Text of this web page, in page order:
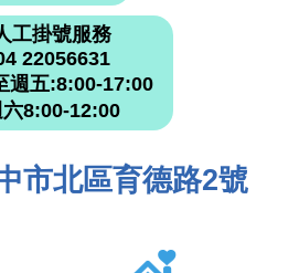
工掛號服務
22056631
週五:8:00-17:00
8:00-12:00
市北區育德路2號